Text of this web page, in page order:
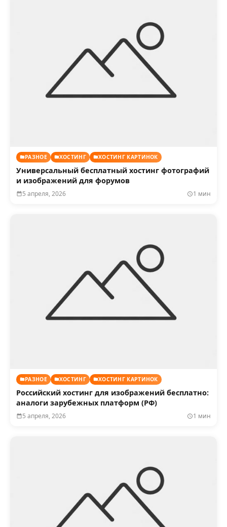
РАЗНОЕ ХОСТИНГ ХОСТИНГ КАРТИНОК
Универсальный бесплатный хостинг фотографий
и изображений для форумов
5 апреля, 2026 1 мин
РАЗНОЕ ХОСТИНГ ХОСТИНГ КАРТИНОК
Российский хостинг для изображений бесплатно:
аналоги зарубежных платформ (РФ)
5 апреля, 2026 1 мин